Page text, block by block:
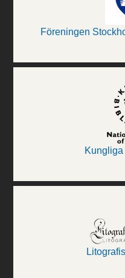
Föreningen